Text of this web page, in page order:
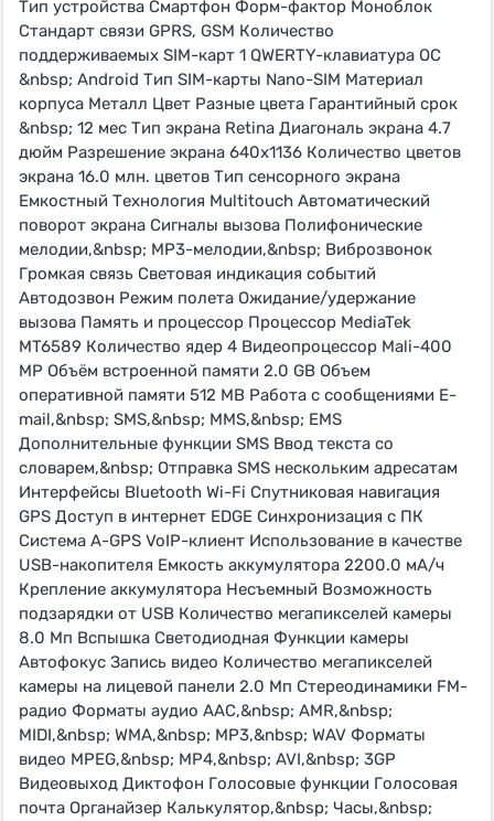
Тип устройства Смартфон Форм-фактор Моноблок
Стандарт связи GPRS, GSM Количество
поддерживаемых SIM-карт 1 QWERTY-клавиатура ОС
&nbsp; Android Тип SIM-карты Nano-SIM Материал
корпуса Металл Цвет Разные цвета Гарантийный срок
&nbsp; 12 мес Тип экрана Retina Диагональ экрана 4.7
дюйм Разрешение экрана 640x1136 Количество цветов
экрана 16.0 млн. цветов Тип сенсорного экрана
Емкостный Технология Multitouch Автоматический
поворот экрана Сигналы вызова Полифонические
мелодии,&nbsp; MP3-мелодии,&nbsp; Виброзвонок
Громкая связь Световая индикация событий
Автодозвон Режим полета Ожидание/удержание
вызова Память и процессор Процессор MediaTek
MT6589 Количество ядер 4 Видеопроцессор Mali-400
MP Объём встроенной памяти 2.0 GB Объем
оперативной памяти 512 MB Работа с сообщениями E-
mail,&nbsp; SMS,&nbsp; MMS,&nbsp; EMS
Дополнительные функции SMS Ввод текста со
словарем,&nbsp; Отправка SMS нескольким адресатам
Интерфейсы Bluetooth Wi-Fi Спутниковая навигация
GPS Доступ в интернет EDGE Синхронизация с ПК
Система A-GPS VoIP-клиент Использование в качестве
USB-накопителя Емкость аккумулятора 2200.0 мА/ч
Крепление аккумулятора Несъемный Возможность
подзарядки от USB Количество мегапикселей камеры
8.0 Мп Вспышка Светодиодная Функции камеры
Автофокус Запись видео Количество мегапикселей
камеры на лицевой панели 2.0 Мп Стереодинамики FM-
радио Форматы аудио AAC,&nbsp; AMR,&nbsp;
MIDI,&nbsp; WMA,&nbsp; MP3,&nbsp; WAV Форматы
видео MPEG,&nbsp; MP4,&nbsp; AVI,&nbsp; 3GP
Видеовыход Диктофон Голосовые функции Голосовая
почта Органайзер Калькулятор,&nbsp; Часы,&nbsp;